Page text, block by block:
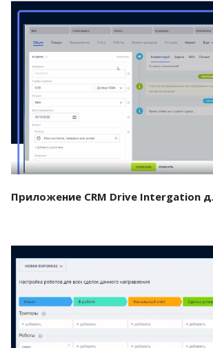
Смотреть проект
Приложение CRM Drive Intergation
Смотреть проект